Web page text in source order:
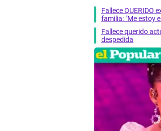
Fallece QUERIDO
familia: "Me estoy
Fallece querido
despedida